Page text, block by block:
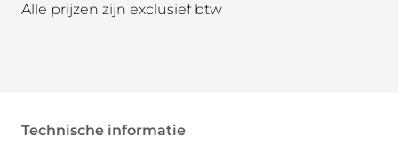
Alle prijzen zijn exclusief btw
Technische informatie